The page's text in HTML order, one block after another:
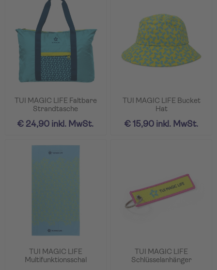
TUI MAGIC LIFE Faltbare
Strandtasche
€ 24,90 inkl. MwSt.
TUI MAGIC LIFE Bucket
Hat
€ 15,90 inkl. MwSt.
TUI MAGIC LIFE
Multifunktionsschal
TUI MAGIC LIFE
Schlüsselanhänger